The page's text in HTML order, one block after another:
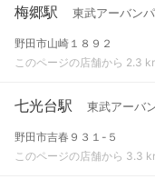
梅郷駅 東武アーバン
野田市山崎１８９２
このページの店舗から 2.3
七光台駅 東武アーバ
野田市吉春９３１-５
このページの店舗から 3.3